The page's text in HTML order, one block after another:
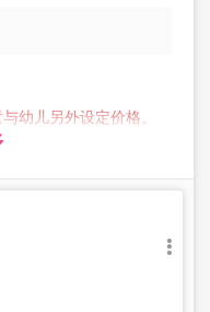
幼儿另外设定价格。
中可存放的行李最大尺
超过 10 公斤，每人
车或存放在后行李箱
您将被拒绝乘车，并